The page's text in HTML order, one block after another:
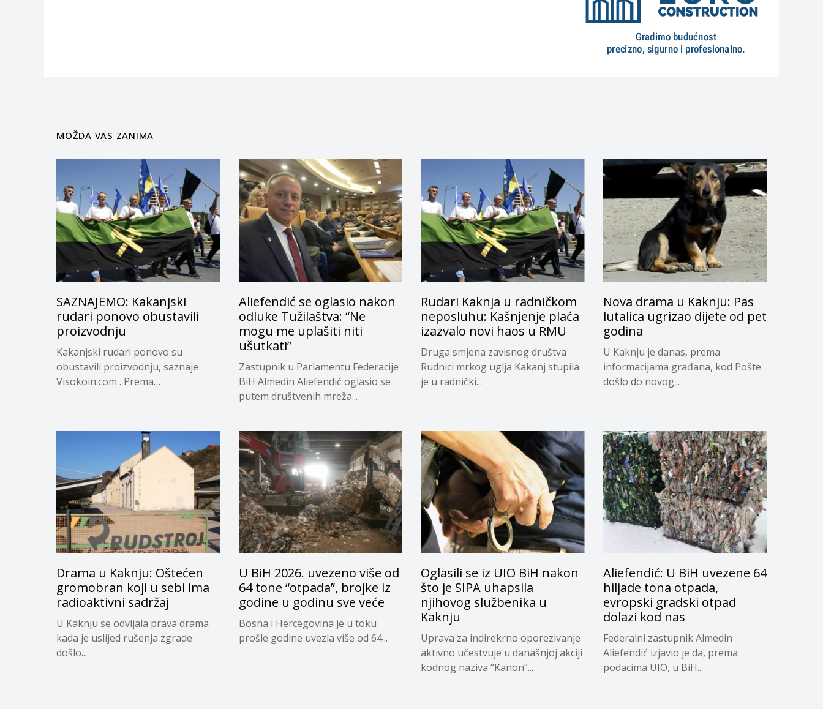
MOŽDA VAS ZANIMA
SAZNAJEMO: Kakanjski
rudari ponovo obustavili
proizvodnju
Kakanjski rudari ponovo su
obustavili proizvodnju, saznaje
Visokoin.com . Prema
Aliefendić se oglasio nakon
odluke Tužilaštva: “Ne
mogu me uplašiti niti
ušutkati”
Zastupnik u Parlamentu Federacije
BiH Almedin Aliefendić oglasio se
putem društvenih mreža...
Rudari Kaknja u radničkom
neposluhu: Kašnjenje plaća
izazvalo novi haos u RMU
Druga smjena zavisnog društva
Rudnici mrkog uglja Kakanj stupila
je u radnički...
Nova drama u Kaknju: Pas
lutalica ugrizao dijete od pet
godina
U Kaknju je danas, prema
informacijama građana, kod Pošte
došlo do novog...
Drama u Kaknju: Oštećen
gromobran koji u sebi ima
radioaktivni sadržaj
U Kaknju se odvijala prava drama
kada je uslijed rušenja zgrade
došlo...
U BiH 2026. uvezeno više od
64 tone “otpada”, brojke iz
godine u godinu sve veće
Bosna i Hercegovina je u toku
prošle godine uvezla više od 64...
Oglasili se iz UIO BiH nakon
što je SIPA uhapsila
njihovog službenika u
Kaknju
Uprava za indirekrno oporezivanje
aktivno učestvuje u današnjoj akciji
kodnog naziva “Kanon”...
Aliefendić: U BiH uvezene 64
hiljade tona otpada,
evropski gradski otpad
dolazi kod nas
Federalni zastupnik Almedin
Aliefendić izjavio je da, prema
podacima UIO, u BiH...